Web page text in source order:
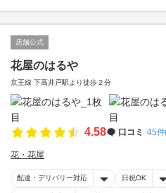
店舗公式
花屋のはるや
京王線 下高井戸駅より徒歩２分
4.58 口コミ 45件
花・花屋
配達・デリバリー対応 日祝OK